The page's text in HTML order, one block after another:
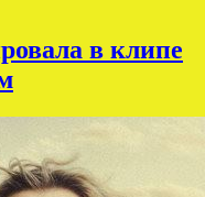
в клипе